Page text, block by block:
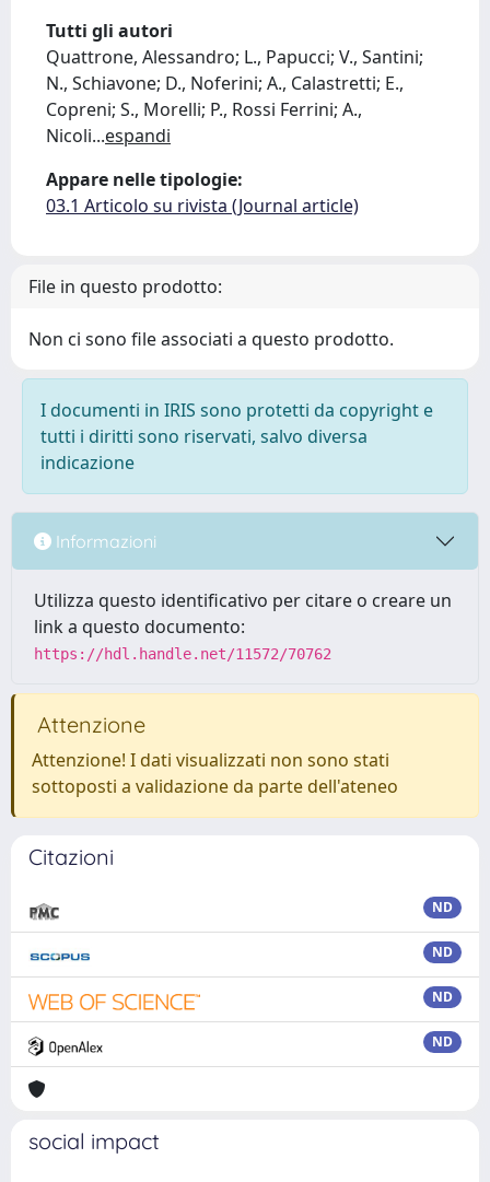
Tutti gli autori
Quattrone, Alessandro; L., Papucci; V., Santini;
N., Schiavone; D., Noferini; A., Calastretti; E.,
Copreni; S., Morelli; P., Rossi Ferrini; A.,
Nicoli...espandi
Appare nelle tipologie:
03.1 Articolo su rivista (Journal article)
File in questo prodotto:
Non ci sono file associati a questo prodotto.
I documenti in IRIS sono protetti da copyright e
tutti i diritti sono riservati, salvo diversa
indicazione
Informazioni
Utilizza questo identificativo per citare o creare un
link a questo documento:
https://hdl.handle.net/11572/70762
Attenzione
Attenzione! I dati visualizzati non sono stati
sottoposti a validazione da parte dell'ateneo
Citazioni
ND
ND
ND
ND
social impact